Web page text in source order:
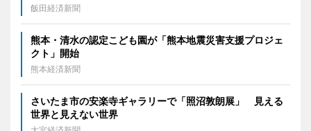
飯田経済新聞
熊本・清水の認定こども園が「熊本地震災害支援プロジェ
クト」開始
熊本経済新聞
さいたま市の安楽寺ギャラリーで「照沼敦朗展」 見える
世界と見えない世界